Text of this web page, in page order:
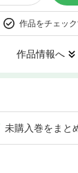
作品をチェッ
作品情報へ
未購入巻をまと